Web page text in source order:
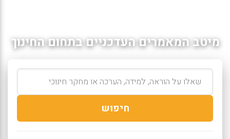
מיטב המאמרים העדכניים בתחום החינוך
חיפוש